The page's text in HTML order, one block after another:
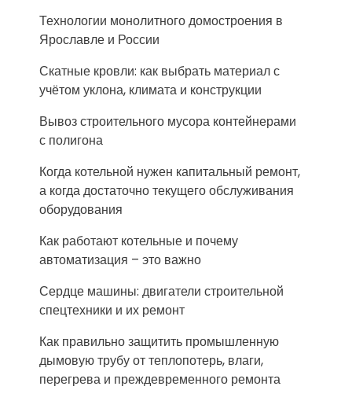
Технологии монолитного домостроения в
Ярославле и России
Скатные кровли: как выбрать материал с
учётом уклона, климата и конструкции
Вывоз строительного мусора контейнерами
с полигона
Когда котельной нужен капитальный ремонт,
а когда достаточно текущего обслуживания
оборудования
Как работают котельные и почему
автоматизация – это важно
Сердце машины: двигатели строительной
спецтехники и их ремонт
Как правильно защитить промышленную
дымовую трубу от теплопотерь, влаги,
перегрева и преждевременного ремонта